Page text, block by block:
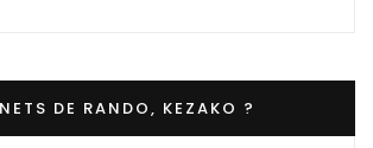
DE RANDO, KEZAKO ?